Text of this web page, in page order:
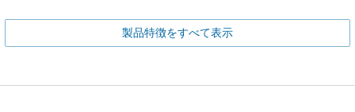
製品特徴をすべて表示